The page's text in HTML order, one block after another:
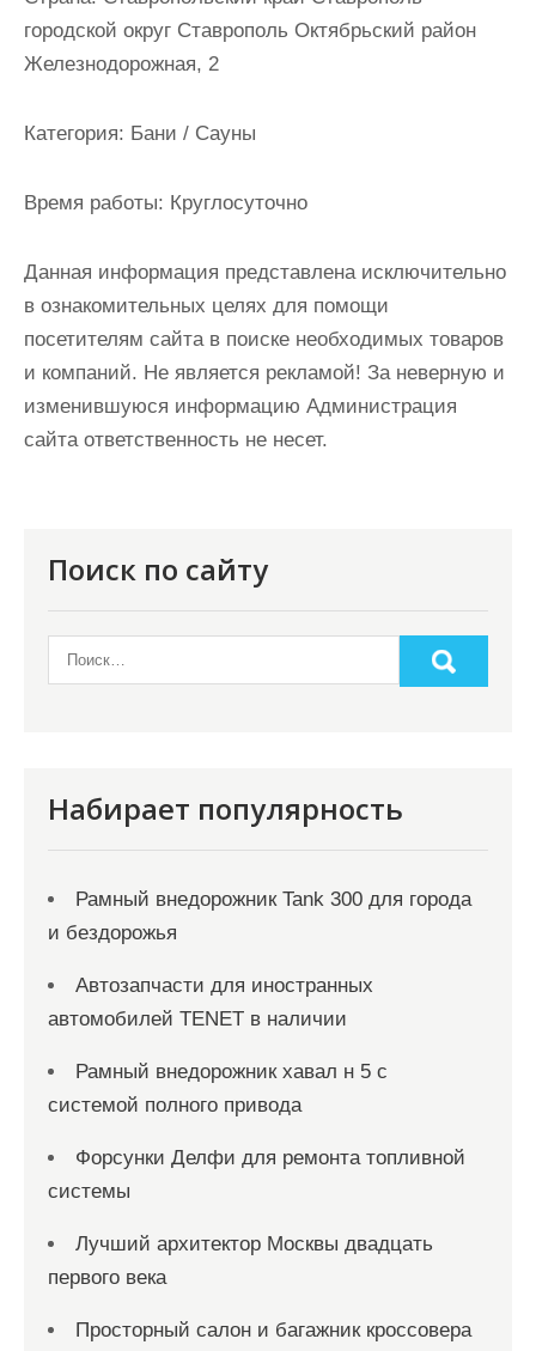
городской округ Ставрополь Октябрьский район
Железнодорожная, 2
Категория: Бани / Сауны
Время работы: Круглосуточно
Данная информация представлена исключительно
в ознакомительных целях для помощи
посетителям сайта в поиске необходимых товаров
и компаний. Не является рекламой! За неверную и
изменившуюся информацию Администрация
сайта ответственность не несет.
Поиск по сайту
Набирает популярность
Рамный внедорожник Tank 300 для города
и бездорожья
Автозапчасти для иностранных
автомобилей TENET в наличии
Рамный внедорожник хавал н 5 с
системой полного привода
Форсунки Делфи для ремонта топливной
системы
Лучший архитектор Москвы двадцать
первого века
Просторный салон и багажник кроссовера